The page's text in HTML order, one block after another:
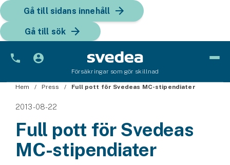
Gå till sidans innehåll
Gå till sök
Försäkringar som gör skillnad
Bil
Bilförsäkring
Bilförsäkring för företag
Fordon
Hem Press Full pott för Svedeas MC-stipendiater
2013-08-22
Full pott för Svedeas
MC-stipendiater